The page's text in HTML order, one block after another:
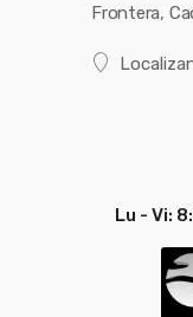
Frontera,
Lu - Vi: